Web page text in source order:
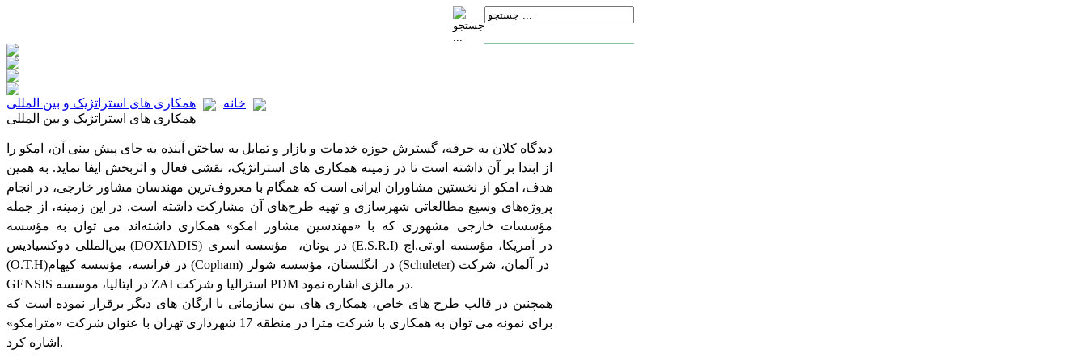
خانه
همکاری‏ های استراتژیک و بین‏ المللی
همکاری‏ های استراتژیک و بین‏ المللی
دیدگاه کلان به حرفه، گسترش حوزه‏ خدمات و بازار و تمایل به ساختن آینده به جای پیش‏ بینی آن، امکو را
از ابتدا بر آن داشته است تا در زمینه‏ همکاری‏ های استراتژیک، نقشی فعال و اثربخش ایفا نماید. به همین
هدف، امکو از نخستین مشاوران ایرانی است که همگام با معروف‌ترین مهندسان مشاور خارجی، در انجام
پروژه‌های وسیع مطالعاتی شهرسازی و تهیه طرح‌های آن مشارکت داشته‌ است. در این زمینه، از جمله
مؤسسات خارجی مشهوری که با «مهندسین مشاور امکو» همکاری داشته‌اند می توان به مؤسسه
بین‌المللی دوکسیادیس (DOXIADIS) در یونان، مؤسسه اسری (E.S.R.I) در آمریکا، مؤسسه او.تی.اچ
(O.T.H)در فرانسه، مؤسسه کپهام (Copham) در انگلستان، مؤسسه شولر (Schuleter) در آلمان، شرکت
GENSIS در ایتالیا، موسسه ZAI استرالیا و شرکت PDM در مالزی اشاره نمود.
همچنین در قالب طرح های خاص، همکاری های بین سازمانی با ارگان های دیگر برقرار نموده است که
برای نمونه می توان به همکاری با شرکت مترا در منطقه 17 شهرداری تهران با عنوان شرکت «مترامکو»
اشاره کرد.